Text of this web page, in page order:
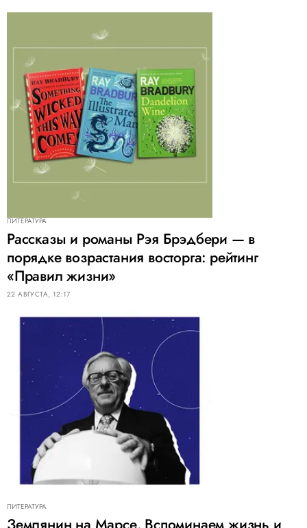
ЛИТЕРАТУРА
Рассказы и романы Рэя Брэдбери — в
порядке возрастания восторга: рейтинг
«Правил жизни»
22 АВГУСТА, 12:17
ЛИТЕРАТУРА